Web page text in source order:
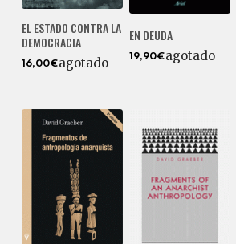
EL ESTADO CONTRA LA
DEMOCRACIA
16,00€agotado
EN DEUDA
19,90€agotado